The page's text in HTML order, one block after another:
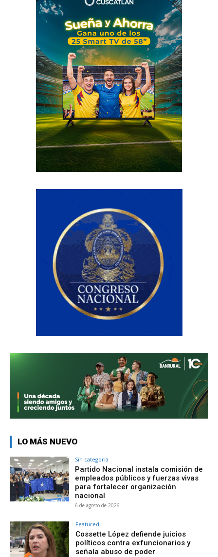
LO MÁS NUEVO
Sin categoría
Partido Nacional instala comisión de
empleados públicos y fuerzas vivas
para fortalecer organización
nacional
6 de agosto de 2026
Featured
Cossette López defiende juicios
políticos contra exfuncionarios y
señala abuso de poder